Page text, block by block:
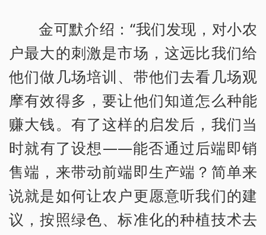
金可默介绍：“我们发现，对小农
户最大的刺激是市场，这远比我们给
他们做几场培训、带他们去看几场观
摩有效得多，要让他们知道怎么种能
赚大钱。有了这样的启发后，我们当
时就有了设想——能否通过后端即销
售端，来带动前端即生产端？简单来
说就是如何让农户更愿意听我们的建
议，按照绿色、标准化的种植技术去